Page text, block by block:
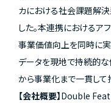
カにおける社会課題解
した。本連携におけるア
事業価値向上を同時に
データを現地で持続的
から事業化まで一貫して
【会社概要】Double